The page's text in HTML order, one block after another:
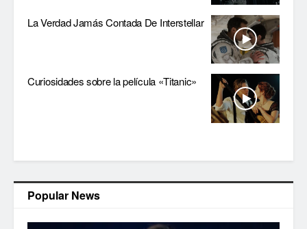
La Verdad Jamás Contada De Interstellar
Curiosidades sobre la película «Titanic»
Popular News